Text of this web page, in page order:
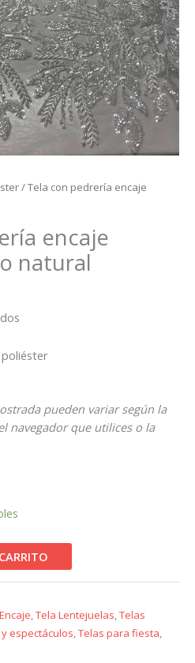
/ Tela con pedrería encaje
encaje
natural
poliéster
pueden variar según la
navegador que utilices o la
,Tela Lentejuelas,Telas
espectáculos,Telas para fiesta,